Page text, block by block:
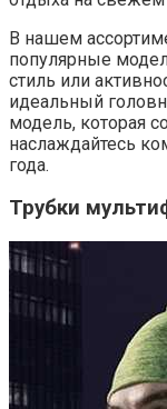
В нашем
популярные
стиль или
идеальный
модель, которая
наслаждайтесь
года.
Трубки